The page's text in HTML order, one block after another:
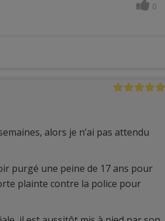
0
alors je n’ai pas attendu
purgé une peine de 17 ans pour
plainte contre la police pour